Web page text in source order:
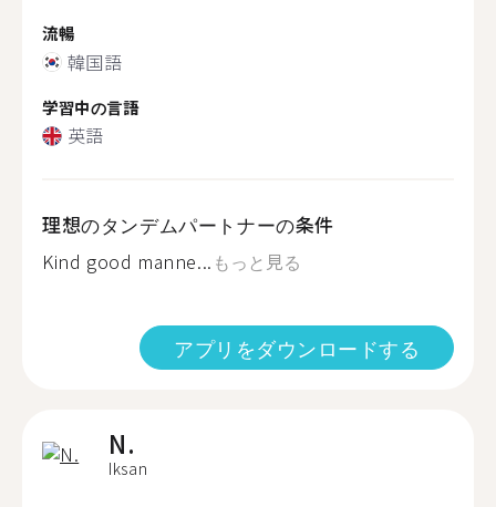
流暢
韓国語
学習中の言語
英語
理想のタンデムパートナーの条件
Kind good manne... もっと見る
アプリをダウンロードする
N.
Iksan